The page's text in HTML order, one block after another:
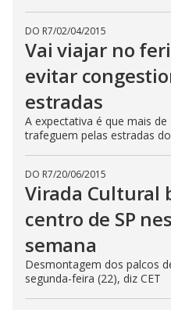
DO R7/02/04/2015
Vai viajar no
evitar
estradas
A expectativa é que mais
trafeguem pelas estradas
DO R7/20/06/2015
Virada Cultural
centro de SP
semana
Desmontagem dos palcos
segunda-feira (22), diz CET